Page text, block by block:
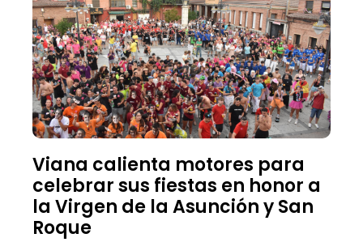
Viana calienta motores para
celebrar sus fiestas en honor a
la Virgen de la Asunción y San
Roque